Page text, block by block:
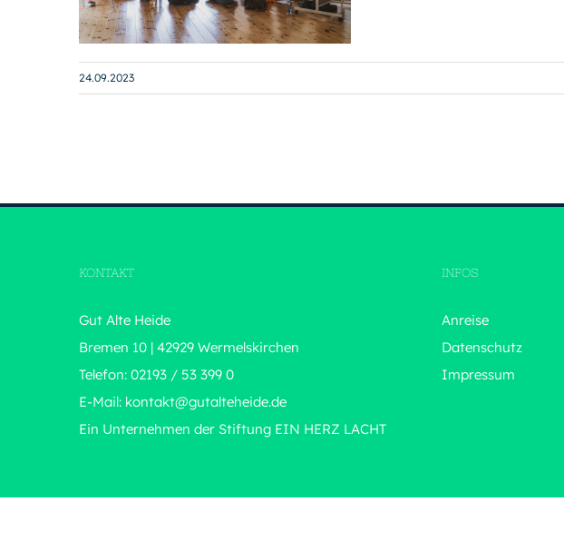
24.09.2023
KONTAKT
Gut Alte Heide
Bremen 10 | 42929 Wermelskirchen
Telefon: 02193 / 53 399 0
E-Mail: kontakt@gutalteheide.de
Ein Unternehmen der Stiftung EIN HERZ LACHT
INFOS
Anreise
Datenschutz
Impressum